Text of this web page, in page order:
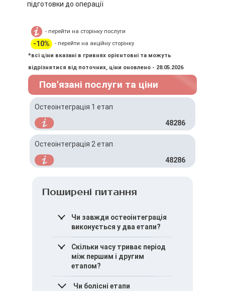
підготовки до операції
- перейти на сторінку послуги
-10%
- перейти на акційну сторінку
*всі ціни вказані в гривнях орієнтовні та можуть
відрізнятися від поточних, ціни оновлено - 28.05.2026
Пов'язані послуги та ціни
Остеоінтеграція 1 етап
48286
Остеоінтеграція 2 етап
48286
Поширені питання
Чи завжди остеоінтеграція
виконується у два етапи?
Так, у більшості випадків
застосовується
поетапний підхід для
забезпечення надійного
зрощення.
Скільки часу триває період
між першим і другим
етапом?
Тривалість залежить від
Чи болісні етапи